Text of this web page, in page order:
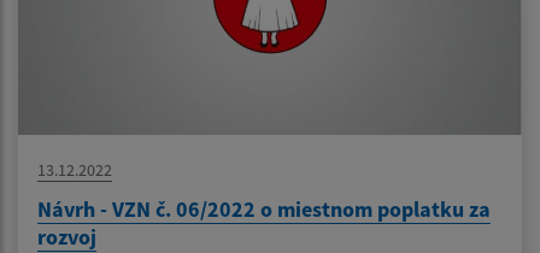
13.12.2022
Návrh - VZN č. 06/2022 o miestnom poplatku za
rozvoj